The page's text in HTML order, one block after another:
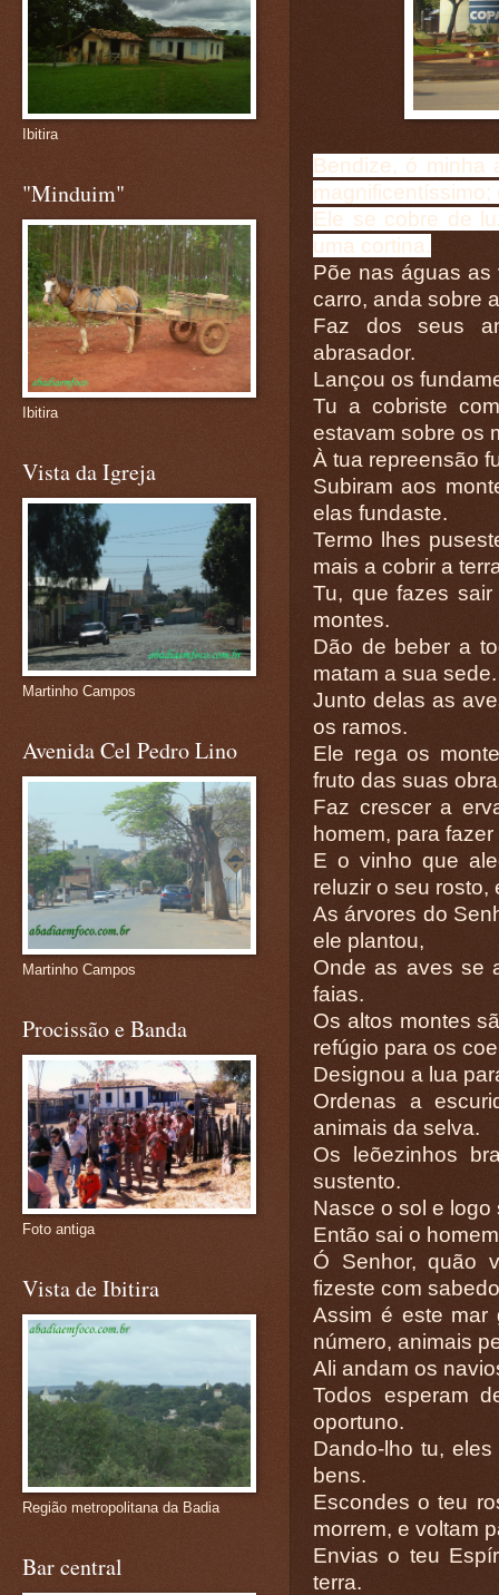
Bendize, ó minha
Ele se cobre de
uma cortina.
Põe nas águas
carro, anda sobre
Faz dos seus
abrasador.
Lançou os
Tu a cobriste
estavam sobre os
À tua repreensão
Subiram aos
elas fundaste.
Termo lhes
mais a cobrir a
Tu, que fazes
montes.
Dão de beber a
matam a sua sede.
Junto delas as
os ramos.
Ele rega os
fruto das suas
Faz crescer a
homem, para
E o vinho que
reluzir o seu rosto,
As árvores do
ele plantou,
Onde as aves se
faias.
Os altos montes
refúgio para os
Designou a lua
Ordenas a
animais da selva.
Os leõezinhos
sustento.
Nasce o sol e
Então sai o
Ó Senhor, quão
fizeste com
Assim é este mar
número, animais
Ali andam os
Todos esperam
oportuno.
Dando-lho tu,
bens.
Escondes o teu
morrem, e voltam
Envias o teu
terra.
Ibitira
"Minduim"
Ibitira
Vista da Igreja
Martinho Campos
Avenida Cel Pedro Lino
Martinho Campos
Procissão e Banda
Foto antiga
Vista de Ibitira
Região metropolitana da Badia
Bar central